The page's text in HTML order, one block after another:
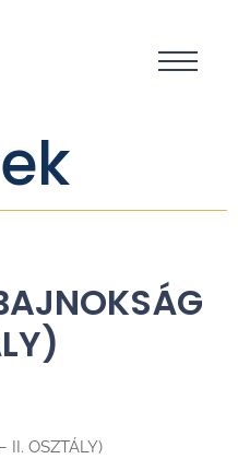
II. OSZTÁLY)